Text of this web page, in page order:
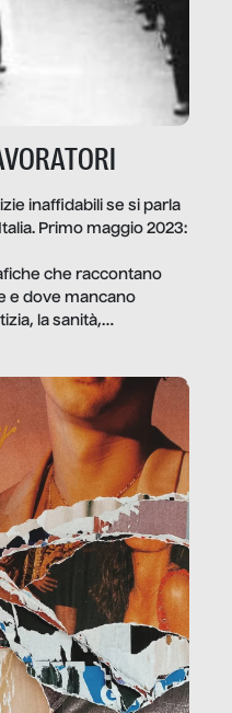
inaffidabili se si parla
Primo maggio 2023:
che raccontano
e dove mancano
la sanità,